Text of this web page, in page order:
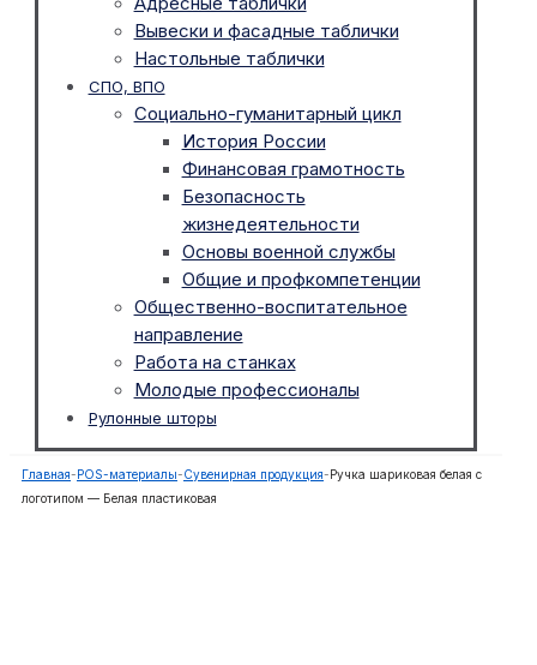
Вывески и фасадные таблички
Настольные таблички
СПО, ВПО
Социально-гуманитарный цикл
История России
Финансовая грамотность
Безопасность
жизнедеятельности
Основы военной службы
Общие и профкомпетенции
Общественно-воспитательное
направление
Работа на станках
Молодые профессионалы
Рулонные шторы
Главная-POS-материалы-Сувенирная продукция- Ручка шариковая белая с
логотипом — Белая пластиковая